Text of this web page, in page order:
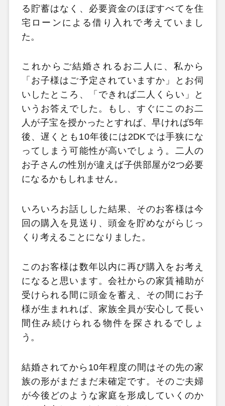
る貯蓄はなく、必要資金のほぼすべてを住
宅ローンによる借り入れで考えていまし
た。
これからご結婚されるお二人に、私から
「お子様はご予定されていますか」とお伺
いしたところ、「できれば二人くらい」と
いうお答えでした。もし、すぐにこのお二
人が子宝を授かったとすれば、早ければ5年
後、遅くとも10年後には2DKでは手狭にな
ってしまう可能性が高いでしょう。二人の
お子さんの性別が違えば子供部屋が2つ必要
になるかもしれません。
いろいろお話しした結果、そのお客様は今
回の購入を見送り、頭金を貯めながらじっ
くり考えることになりました。
このお客様は数年以内に再び購入をお考え
になると思います。会社からの家賃補助が
受けられる間に頭金を蓄え、その間にお子
様が生まれれば、家族全員が安心して長い
間住み続けられる物件を探されるでしょ
う。
結婚されてから10年程度の間はその先の家
族の形がまだまだ未確定です。そのご夫婦
が今後どのような家庭を形成していくのか